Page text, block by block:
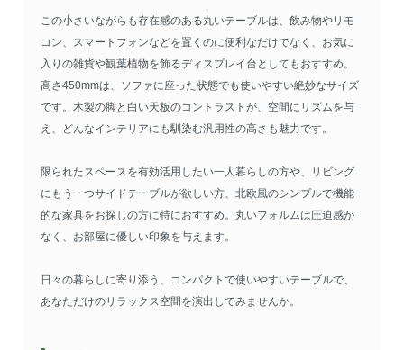
この小さいながらも存在感のある丸いテーブルは、飲み物やリモ
コン、スマートフォンなどを置くのに便利なだけでなく、お気に
入りの雑貨や観葉植物を飾るディスプレイ台としてもおすすめ。
高さ450mmは、ソファに座った状態でも使いやすい絶妙なサイズ
です。木製の脚と白い天板のコントラストが、空間にリズムを与
え、どんなインテリアにも馴染む汎用性の高さも魅力です。
限られたスペースを有効活用したい一人暮らしの方や、リビング
にもう一つサイドテーブルが欲しい方、北欧風のシンプルで機能
的な家具をお探しの方に特におすすめ。丸いフォルムは圧迫感が
なく、お部屋に優しい印象を与えます。
日々の暮らしに寄り添う、コンパクトで使いやすいテーブルで、
あなただけのリラックス空間を演出してみませんか。